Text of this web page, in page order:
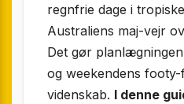
regnfrie dage i
Australiens maj-vejr
Det gør
og weekendens
videnskab. I denne